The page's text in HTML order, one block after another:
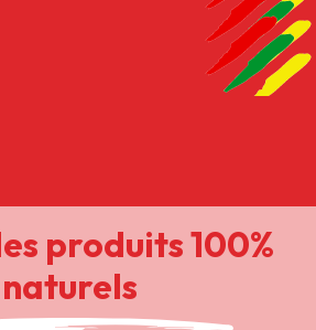
produits 100%
naturels